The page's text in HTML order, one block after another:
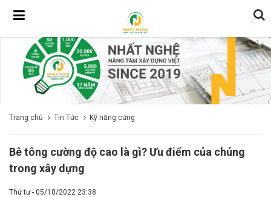
Trang chủ Tin Tức Kỹ năng cứng
Bê tông cường độ cao là gì? Ưu điểm của chúng
trong xây dựng
Thứ tư - 05/10/2022 23:38